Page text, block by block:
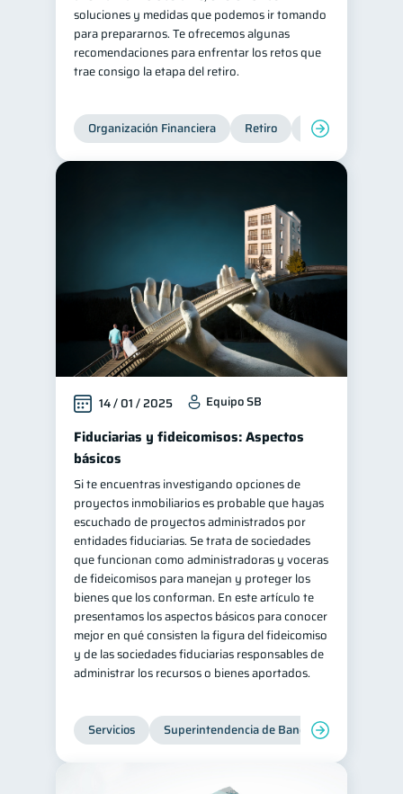
soluciones y medidas que podemos ir tomando
para prepararnos. Te ofrecemos algunas
recomendaciones para enfrentar los retos que
trae consigo la etapa del retiro.
Organización Financiera Retiro Cuenta
14 / 01 / 2025 Equipo SB
Fiduciarias y fideicomisos: Aspectos
básicos
Si te encuentras investigando opciones de
proyectos inmobiliarios es probable que hayas
escuchado de proyectos administrados por
entidades fiduciarias. Se trata de sociedades
que funcionan como administradoras y voceras
de fideicomisos para manejan y proteger los
bienes que los conforman. En este artículo te
presentamos los aspectos básicos para conocer
mejor en qué consisten la figura del fideicomiso
y de las sociedades fiduciarias responsables de
administrar los recursos o bienes aportados.
Servicios Superintendencia de Bancos